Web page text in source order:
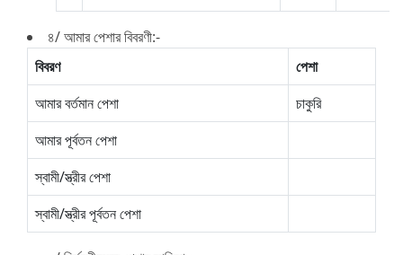
৪/ আমার পেশার বিবরণী:-
বিবরণ
পেশা
আমার বর্তমান পেশা
চাকুরি
আমার পূর্বতন পেশা
স্বামী/স্ত্রীর পেশা
স্বামী/স্ত্রীর পূর্বতন পেশা